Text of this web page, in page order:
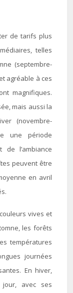
de tarifs plus
telles
(septembre-
agréable à ces
magnifiques.
mais aussi la
(novembre-
une période
l’ambiance
peuvent être
en avril
vives et
les forêts
températures
journées
En hiver,
avec ses